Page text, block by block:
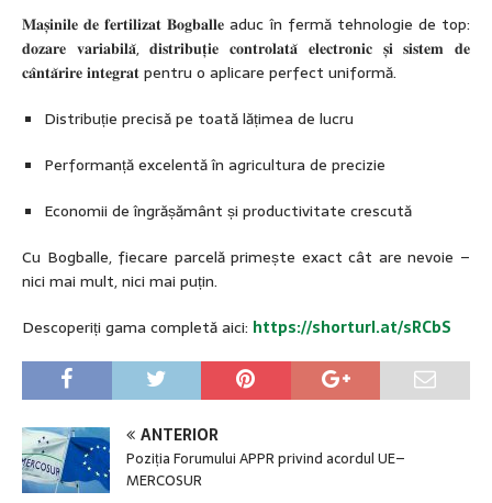
𝐌𝐚𝐬̦𝐢𝐧𝐢𝐥𝐞 𝐝𝐞 𝐟𝐞𝐫𝐭𝐢𝐥𝐢𝐳𝐚𝐭 𝐁𝐨𝐠𝐛𝐚𝐥𝐥𝐞 aduc în fermă tehnologie de top:
𝐝𝐨𝐳𝐚𝐫𝐞 𝐯𝐚𝐫𝐢𝐚𝐛𝐢𝐥𝐚̆, 𝐝𝐢𝐬𝐭𝐫𝐢𝐛𝐮𝐭̦𝐢𝐞 𝐜𝐨𝐧𝐭𝐫𝐨𝐥𝐚𝐭𝐚̆ 𝐞𝐥𝐞𝐜𝐭𝐫𝐨𝐧𝐢𝐜 𝐬̦𝐢 𝐬𝐢𝐬𝐭𝐞𝐦 𝐝𝐞
𝐜𝐚̂𝐧𝐭𝐚̆𝐫𝐢𝐫𝐞 𝐢𝐧𝐭𝐞𝐠𝐫𝐚𝐭 pentru o aplicare perfect uniformă.
Distribuție precisă pe toată lățimea de lucru
Performanță excelentă în agricultura de precizie
Economii de îngrășământ și productivitate crescută
Cu Bogballe, fiecare parcelă primește exact cât are nevoie –
nici mai mult, nici mai puțin.
Descoperiți gama completă aici: https://shorturl.at/sRCbS
ANTERIOR
Poziția Forumului APPR privind acordul UE–
MERCOSUR